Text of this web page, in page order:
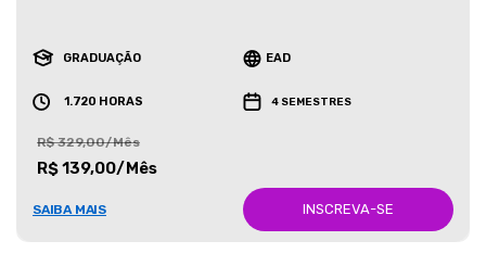
GRADUAÇÃO EAD
1.720 HORAS 4 SEMESTRES
R$ 329,00/Mês
R$ 139,00/Mês
SAIBA MAIS INSCREVA-SE